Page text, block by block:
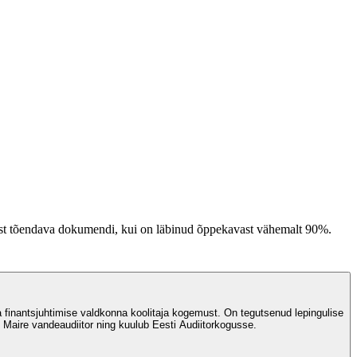
tõendava dokumendi, kui on läbinud õppekavast vähemalt 90%.
valdkonna koolitaja kogemust. On tegutsenud lepingulise
vandeaudiitor ning kuulub Eesti Audiitorkogusse.